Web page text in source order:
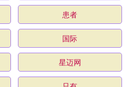
患者
国际
星迈网